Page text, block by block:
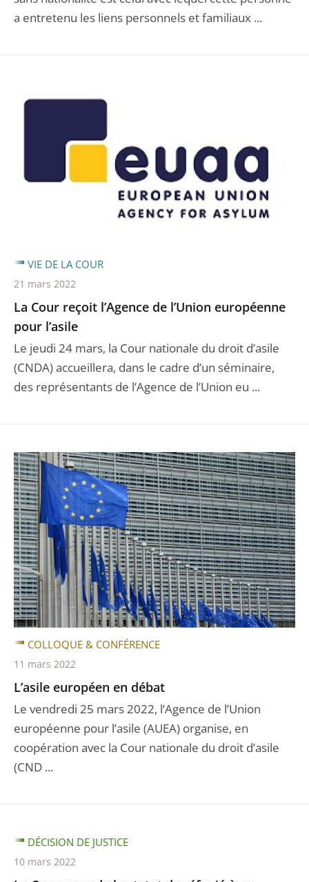
a entretenu les liens personnels et familiaux ...
La Cour reçoit l’Agence de l’Union européenne
pour l’asile
Le jeudi 24 mars, la Cour nationale du droit d’asile
(CNDA) accueillera, dans le cadre d’un séminaire,
des représentants de l’Agence de l’Union eu ...
VIE DE LA COUR
21 mars 2022
L’asile européen en débat
Le vendredi 25 mars 2022, l’Agence de l’Union
européenne pour l’asile (AUEA) organise, en
coopération avec la Cour nationale du droit d’asile
(CND ...
COLLOQUE & CONFÉRENCE
11 mars 2022
DÉCISION DE JUSTICE
10 mars 2022